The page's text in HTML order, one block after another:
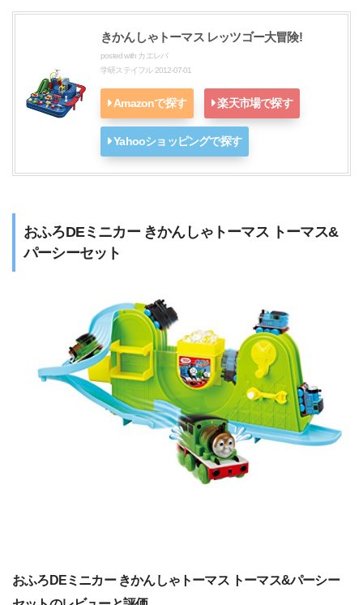
きかんしゃトーマス レッツゴー大冒険!
posted with カエレバ
学研ステイフル 2012-07-01
Amazonで探す 楽天市場で探す
Yahooショッピングで探す
おふろDEミニカー きかんしゃトーマス トーマス&
パーシーセット
おふろDEミニカー きかんしゃトーマス トーマス&パーシー